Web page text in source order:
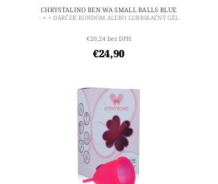
CHRYSTALINO BEN WA SMALL BALLS BLUE
- + + DARČEK KONDÓM ALEBO LUBRIKAČNÝ GÉL
€20,24 bez DPH
€24,90